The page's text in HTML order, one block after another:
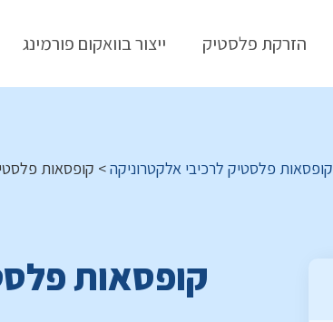
הזרקת פלסטיק ייצור בוואקום פורמינג
קופסאות פלסטיק לרכיבי אלקטרוניקה> קופסאות
קופסאות